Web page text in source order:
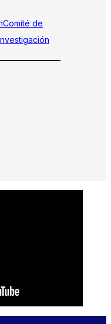
Comité de